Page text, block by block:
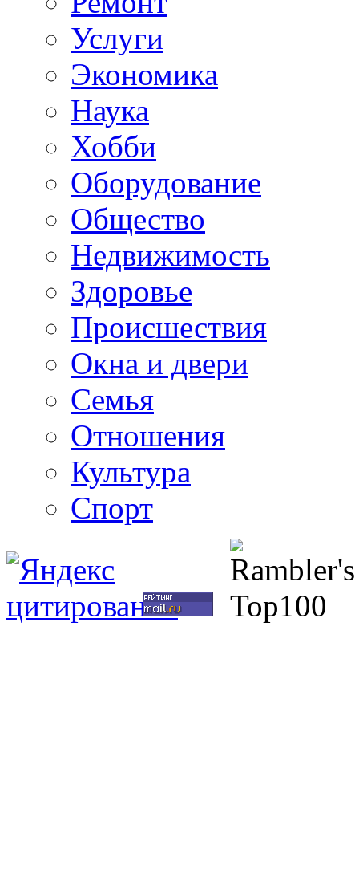
Услуги
Экономика
Наука
Хобби
Оборудование
Общество
Недвижимость
Здоровье
Происшествия
Окна и двери
Семья
Отношения
Культура
Спорт